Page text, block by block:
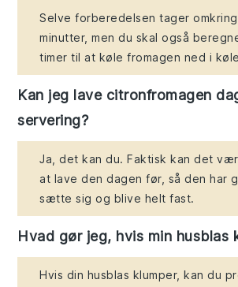
Selve forberedelsen tager
minutter, men du skal også
timer til at køle fromagen ned i
Kan jeg lave citronfromagen
servering?
Ja, det kan du. Faktisk kan det
at lave den dagen før, så den har
sætte sig og blive helt fast.
Hvad gør jeg, hvis min husblas
Hvis din husblas klumper, kan du